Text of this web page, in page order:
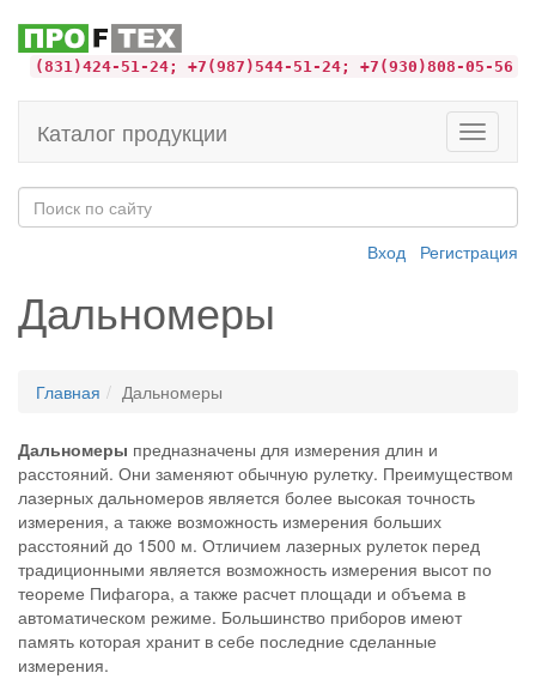
(831)424-51-24; +7(987)544-51-24; +7(930)808-05-56
Toggle
Каталог продукции
Вход Регистрация
Дальномеры
Главная Дальномеры
Дальномеры предназначены для измерения длин и
расстояний. Они заменяют обычную рулетку. Преимуществом
лазерных дальномеров является более высокая точность
измерения, а также возможность измерения больших
расстояний до 1500 м. Отличием лазерных рулеток перед
традиционными является возможность измерения высот по
теореме Пифагора, а также расчет площади и объема в
автоматическом режиме. Большинство приборов имеют
память которая хранит в себе последние сделанные
измерения.